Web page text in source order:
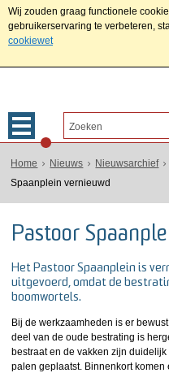
Wij zouden graag functionele
gebruikerservaring te verbeteren,
cookiewet
Home Nieuws Nieuwsarchief
Spaanplein vernieuwd
Pastoor
Het Pastoor Spaanplein is
uitgevoerd, omdat de
boomwortels.
Bij de werkzaamheden is er
deel van de oude bestrating is
bestraat en de vakken zijn
palen geplaatst. Binnenkort